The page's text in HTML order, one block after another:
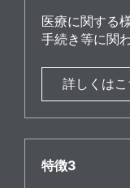
医療に関する
手続き等に関
詳しくはこ
特徴3